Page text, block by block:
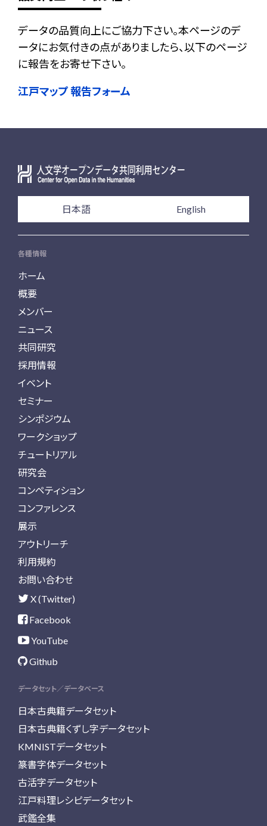
データの品質向上にご協力下さい。本ページのデ
ータにお気付きの点がありましたら、以下のページ
に報告をお寄せ下さい。
江戸マップ 報告フォーム
日本語 English
各種情報
ホーム
概要
メンバー
ニュース
共同研究
採用情報
イベント
セミナー
シンポジウム
ワークショップ
チュートリアル
研究会
コンペティション
コンファレンス
展示
アウトリーチ
利用規約
お問い合わせ
X (Twitter)
Facebook
YouTube
Github
データセット／データベース
日本古典籍データセット
日本古典籍くずし字データセット
KMNISTデータセット
篆書字体データセット
古活字データセット
江戸料理レシピデータセット
武鑑全集